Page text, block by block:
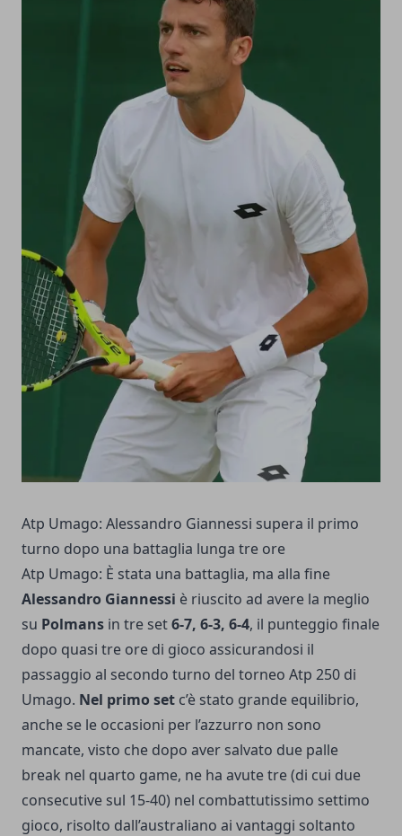
Atp Umago: Alessandro Giannessi supera il primo
turno dopo una battaglia lunga tre ore
Atp Umago: È stata una battaglia, ma alla fine
Alessandro Giannessi è riuscito ad avere la meglio
su Polmans in tre set6-7, 6-3, 6-4, il punteggio finale
dopo quasi tre ore di gioco assicurandosi il
passaggio al secondo turno del torneo Atp 250 di
Umago. Nel primo set c’è stato grande equilibrio,
anche se le occasioni per l’azzurro non sono
mancate, visto che dopo aver salvato due palle
break nel quarto game, ne ha avute tre (di cui due
consecutive sul 15-40) nel combattutissimo settimo
gioco, risolto dall’australiano ai vantaggi soltanto